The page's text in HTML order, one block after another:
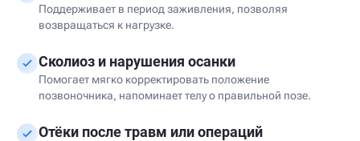
Поддерживает в период заживления, позволяя
возвращаться к нагрузке.
Сколиоз и нарушения осанки
Помогает мягко корректировать положение
позвоночника, напоминает телу о правильной позе.
Отёки после травм или операций